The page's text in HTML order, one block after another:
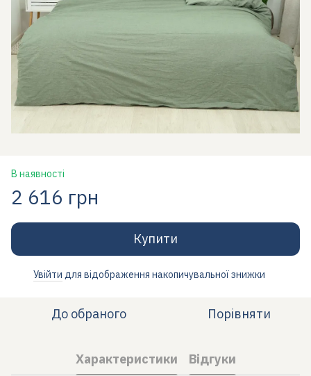
В наявності
2 616 грн
Купити
Увійти для відображення накопичувальної знижки
До обраного Порівняти
Характеристики Відгуки